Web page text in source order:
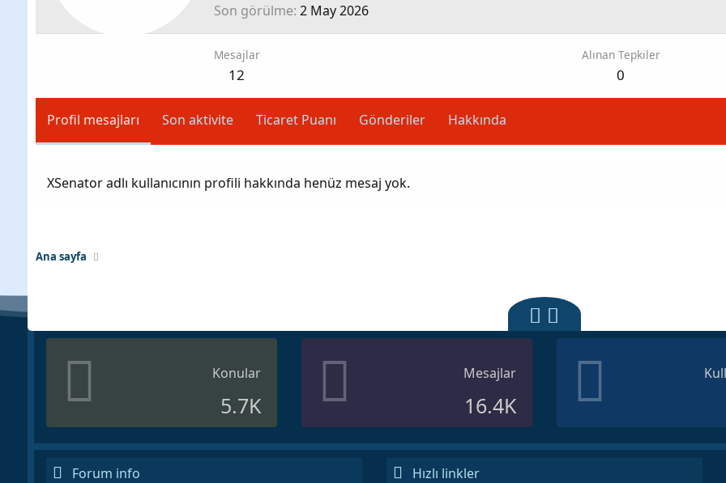
Son görülme 2 May 2026
Mesajlar
12
Alınan Tepkiler
0
Profil mesajları Son aktivite Ticaret Puanı Gönderiler Hakkında
XSenator adlı kullanıcının profili hakkında henüz mesaj yok.
Ana sayfa
Konular
5.7K
Mesajlar
16.4K
Forum info
Hızlı linkler